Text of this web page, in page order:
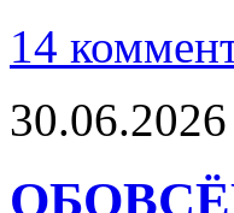
14